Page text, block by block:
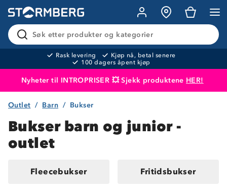
Søk etter produkter og kategorier
Rask levering
Kjøp nå, betal senere
100 dagers åpent kjøp
Nyheter til INTROPRISER 💥 Sjekk produktene HER!
Produktet er lagt i handlekurven
Outlet Barn Bukser
Bukser barn og junior -
outlet
Fleecebukser Fritidsbukser